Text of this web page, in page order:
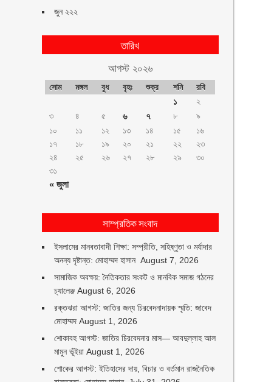
জুন ২২২
তারিখ
আগস্ট ২০২৬
সোম মঙ্গল বুধ বৃহঃ শুক্র শনি রবি
« জুলা
১
২
৩
৪ ৫ ৬ ৭ ৮
৯
১০
১১ ১২ ১৩ ১৪ ১৫
১৬
১৭
১৮ ১৯ ২০ ২১ ২২
২৩
২৪
২৫ ২৬ ২৭ ২৮ ২৯
৩০
৩১
সাম্প্রতিক সংবাদ
ইসলামের মানবতাবাদী শিক্ষা: সম্প্রীতি, সহিষ্ণুতা ও মর্যাদার
অনন্য দৃষ্টান্ত: মোহাম্মদ হাসান August 7, 2026
সামাজিক অবক্ষয়: নৈতিকতার সংকট ও মানবিক সমাজ গঠনের
চ্যালেঞ্জ August 6, 2026
রক্তঝরা আগস্ট: জাতির জন্য চিরবেদনাদায়ক স্মৃতি: জাবেদ
মোহাম্মদ August 1, 2026
শোকাবহ আগস্ট: জাতির চিরবেদনার মাস— আবদুল্লাহ আল
মামুন ভূঁইয়া August 1, 2026
শোকের আগস্ট: ইতিহাসের দায়, বিচার ও বর্তমান রাজনৈতিক